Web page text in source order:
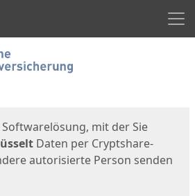
mit der Sie
Daten per Cryptshare-
autorisierte Person senden